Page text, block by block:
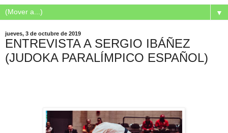
▼
jueves, 3 de octubre de 2019
ENTREVISTA A SERGIO IBÁÑEZ
(JUDOKA PARALÍMPICO ESPAÑOL)